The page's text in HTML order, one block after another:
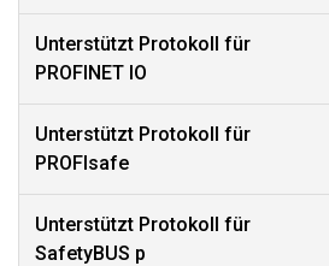
Unterstützt Protokoll für
PROFINET IO
Unterstützt Protokoll für
PROFIsafe
Unterstützt Protokoll für
SafetyBUS p